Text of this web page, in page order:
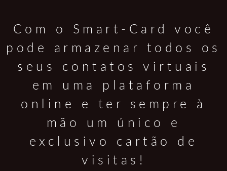
Com o Smart-Card você
pode armazenar todos os
seus contatos virtuais
em uma plataforma
online e ter sempre à
mão um único e
exclusivo cartão de
visitas!